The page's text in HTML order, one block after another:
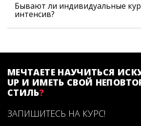
Бывают ли индивидуальные
интенсив?
МЕЧТАЕТЕ НАУЧИТЬСЯ
UP И ИМЕТЬ СВОЙ
СТИЛЬ?
ЗАПИШИТЕСЬ НА КУРС!